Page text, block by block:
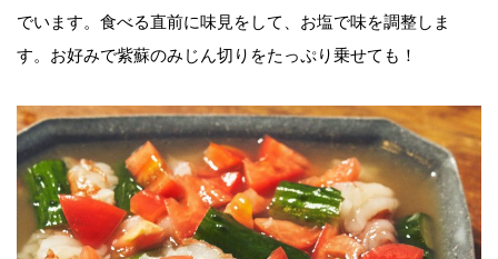
でいます。食べる直前に味見をして、お塩で味を調整しま
す。お好みで紫蘇のみじん切りをたっぷり乗せても！